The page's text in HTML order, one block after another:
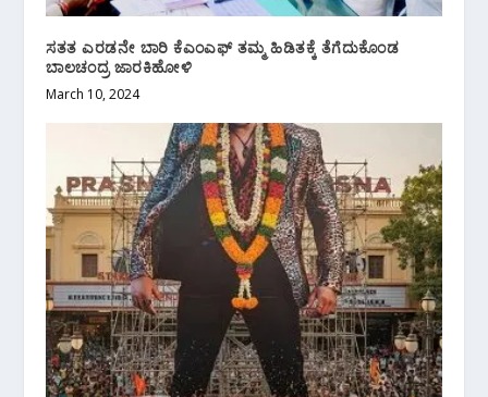
ಸತತ ಎರಡನೇ ಬಾರಿ ಕೆಎಂಎಫ್ ತಮ್ಮ ಹಿಡಿತಕ್ಕೆ ತೆಗೆದುಕೊಂಡ
ಬಾಲಚಂದ್ರ ಜಾರಕಿಹೋಳಿ
March 10, 2024